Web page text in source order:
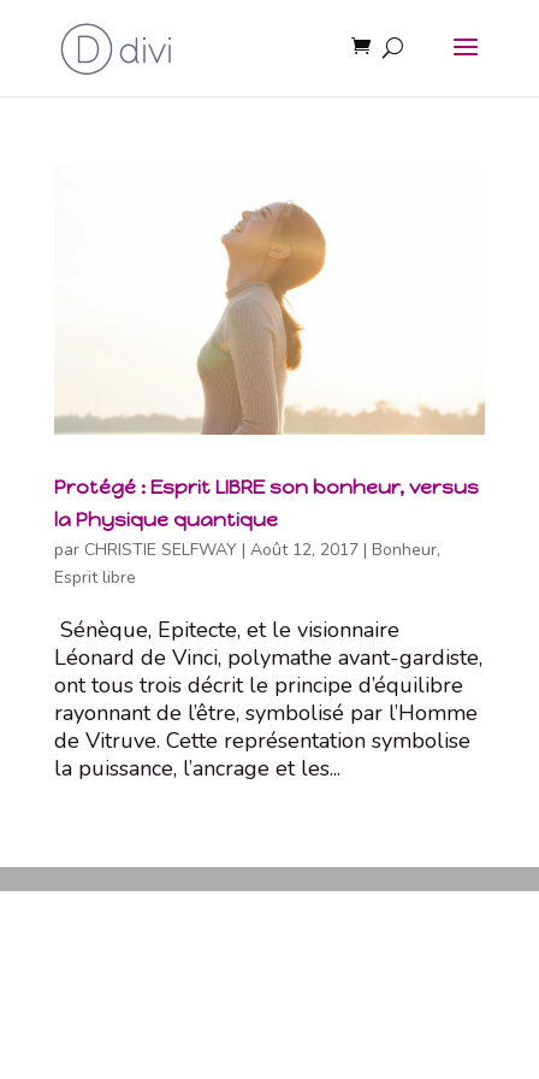
Protégé : Esprit LIBRE son bonheur, versus
la Physique quantique
par CHRISTIE SELFWAY| Août 12, 2017| Bonheur,
Esprit libre
Sénèque, Epitecte, et le visionnaire
Léonard de Vinci, polymathe avant-gardiste,
ont tous trois décrit le principe d’équilibre
rayonnant de l’être, symbolisé par l’Homme
de Vitruve. Cette représentation symbolise
la puissance, l’ancrage et les...